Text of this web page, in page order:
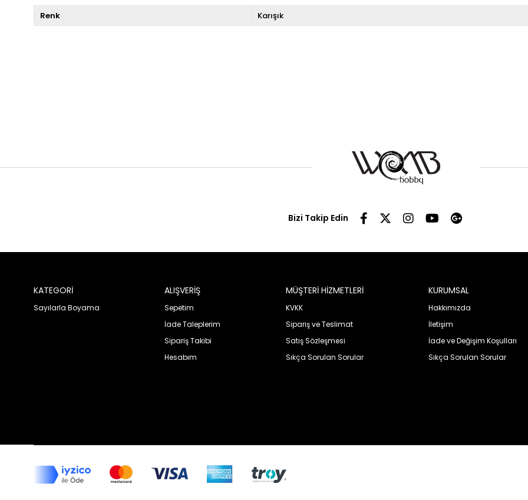
Renk Karışık
Bizi Takip Edin
KATEGORİ
Sayılarla Boyama
ALIŞVERİŞ
Sepetim
İade Taleplerim
Sipariş Takibi
Hesabım
MÜŞTERİ HİZMETLERİ
KVKK
Sipariş ve Teslimat
Satış Sözleşmesi
Sıkça Sorulan Sorular
KURUMSAL
Hakkımızda
İletişim
İade ve Değişim Koşulları
Sıkça Sorulan Sorular